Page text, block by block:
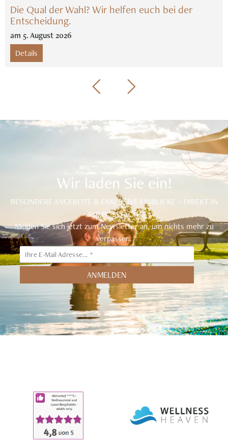
Die Qual der Wahl? Wir helfen euch bei der
Entscheidung.
am 5.August2026
Details
Wir laden Sie ein!
BESONDERE ANGEBOTE & EXKLUSIVE EINBLICKE – DIREKT IN
IHR POSTFACH.
Melden Sie sich jetzt zum Newsletter an, um nichts mehr zu
verpassen.